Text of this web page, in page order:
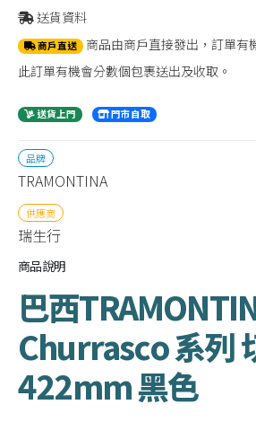
送貨資料
商戶直送 商品由商戶直接發出，訂單有
此訂單有機會分數個包裹送出及收取。
送貨上門 門市自取
品牌
TRAMONTINA
供應商
瑞生行
商品說明
巴西
Churrasco 系列
422mm 黑色